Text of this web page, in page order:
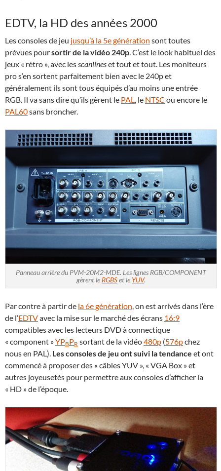
EDTV, la HD des années 2000
Les consoles de jeu jusqu’à la 5e génération sont toutes
prévues poursortir de la vidéo 240p. C’est le look habituel des
jeux « rétro », avec lesscanlineset tout et tout. Les moniteurs
pro s’en sortent parfaitement bien avec le 240p et
généralement ils sont tous équipés d’au moins une entrée
RGB. Il va sans dire qu’ils gèrent le PAL, le NTSC ou encore le
PAL60sans broncher.
Panneau arrière du PVM-20M2-MDE. Les lignes RGB/COMPONENT
gèrent le RGBSet le YUV.
Par contre à partir de la 6e génération, on est arrivés dans l’ère
de l’EDTVavec la mise sur le marché des écrans 16:9
compatibles avec les lecteurs DVD à connectique
« component »YPBPR sortant de la vidéo480p (576pchez
nous en PAL). Les consoles de jeu ont suivi la tendance et ont
commencé à proposer des « câbles YUV », « VGA Box » et
autres joyeusetés pour permettre aux consoles d’afficher la
« HD » de l’époque.